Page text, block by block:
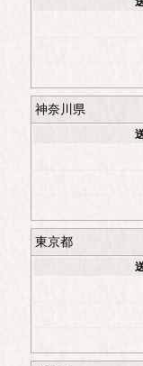
神奈川県
東京都